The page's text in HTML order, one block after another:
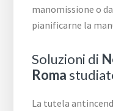
manomissione o
pianificarne la
Soluzioni di
Roma
La tutela